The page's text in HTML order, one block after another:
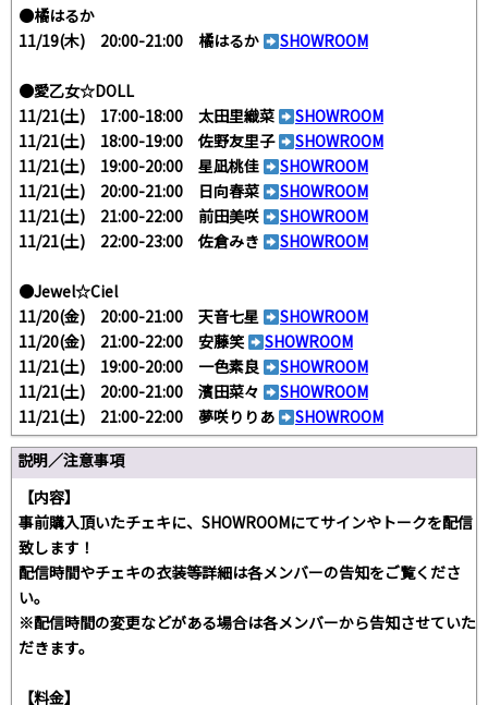
●橘はるか
11/19(木) 20:00-21:00 橘はるか
SHOWROOM
●愛乙女☆DOLL
11/21(土) 17:00-18:00 太田里織菜
SHOWROOM
11/21(土) 18:00-19:00 佐野友里子
SHOWROOM
11/21(土) 19:00-20:00 星凪桃佳
SHOWROOM
11/21(土) 20:00-21:00 日向春菜
SHOWROOM
11/21(土) 21:00-22:00 前田美咲
SHOWROOM
11/21(土) 22:00-23:00 佐倉みき
SHOWROOM
●Jewel☆Ciel
11/20(金) 20:00-21:00 天音七星
SHOWROOM
11/20(金) 21:00-22:00 安藤笑
SHOWROOM
11/21(土) 19:00-20:00 一色素良
SHOWROOM
11/21(土) 20:00-21:00 濱田菜々
SHOWROOM
11/21(土) 21:00-22:00 夢咲りりあ
SHOWROOM
説明／注意事項
【内容】
事前購入頂いたチェキに、SHOWROOMにてサインやトークを配信
致します！
配信時間やチェキの衣装等詳細は各メンバーの告知をご覧くださ
い。
※配信時間の変更などがある場合は各メンバーから告知させていた
だきます。
【料金】